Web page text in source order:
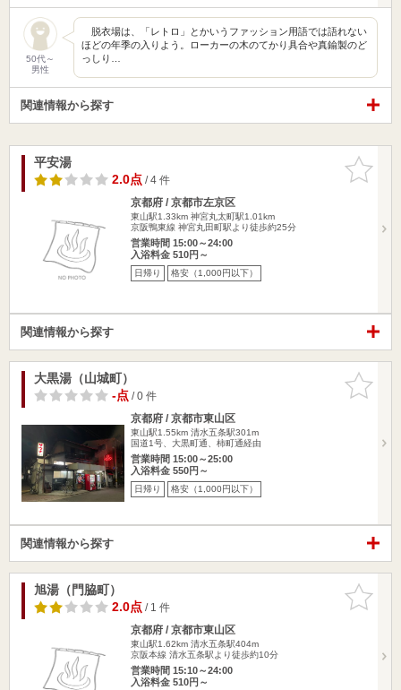
50代～
男性
脱衣場は、「レトロ」とかいうファッション用語では語れない
ほどの年季の入りよう。ローカーの木のてかり具合や真鍮製のど
っしり…
関連情報から探す
お気に入
りに追加
平安湯
2.0点/ 4 件
京都府 / 京都市左京区
東山駅1.33km 神宮丸太町駅1.01km
京阪鴨東線 神宮丸田町駅より徒歩約25分
営業時間 15:00～24:00
入浴料金 510円～
日帰り 格安（1,000円以下）
関連情報から探す
お気に入
りに追加
大黒湯（山城町）
-点/ 0 件
京都府 / 京都市東山区
東山駅1.55km 清水五条駅301m
国道1号、大黒町通、柿町通経由
営業時間 15:00～25:00
入浴料金 550円～
日帰り 格安（1,000円以下）
関連情報から探す
お気に入
りに追加
旭湯（門脇町）
2.0点/ 1 件
京都府 / 京都市東山区
東山駅1.62km 清水五条駅404m
京阪本線 清水五条駅より徒歩約10分
営業時間 15:10～24:00
入浴料金 510円～